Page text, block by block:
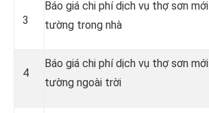
3
Báo giá chi phí dịch vụ thợ sơn mới
tường trong nhà
4
Báo giá chi phí dịch vụ thợ sơn mới
tường ngoài trời